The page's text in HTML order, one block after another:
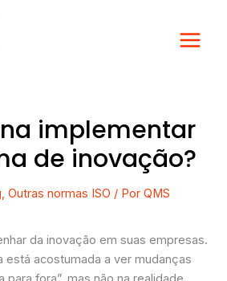
implementar
de inovação?
,Outras normas ISO / PorQMS
da inovação em suas empresas.
está acostumada a ver mudanças